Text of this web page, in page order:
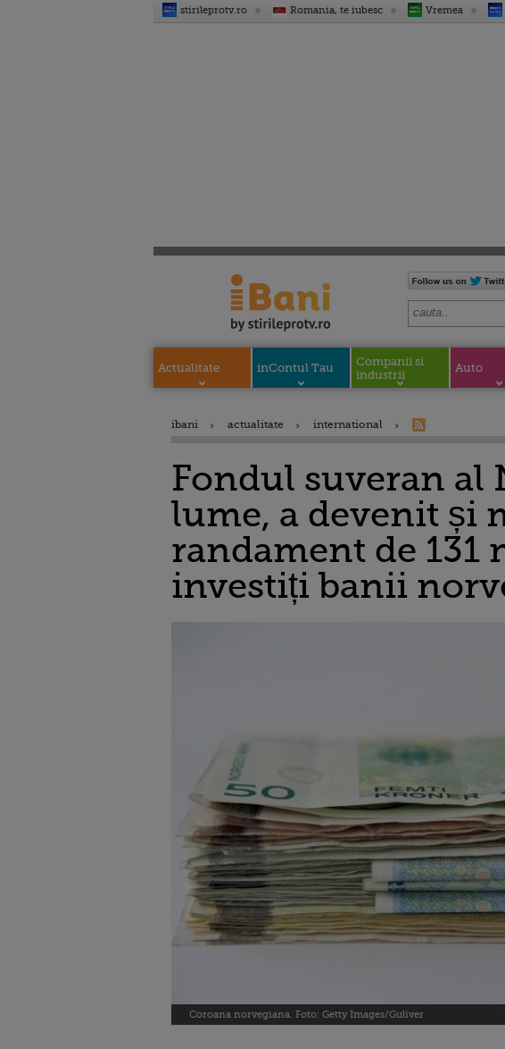
stirileprotv.ro Romania, te iubesc Vremea
Actualitate inContul Tau
Companii si
industrii
Auto
ibani actualitate international
Fondul suveran al
lume, a devenit și
randament de 131
investiți banii
Coroana norvegiana. Foto: Getty Images/Guliver